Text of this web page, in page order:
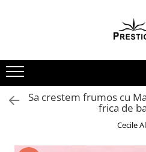
Noutati
Promotii
Pachete Speciale Carti
Spiritualitate - Ezoterism
Arte Divinatorii
Sa crestem frumos cu
frica de
Cecile